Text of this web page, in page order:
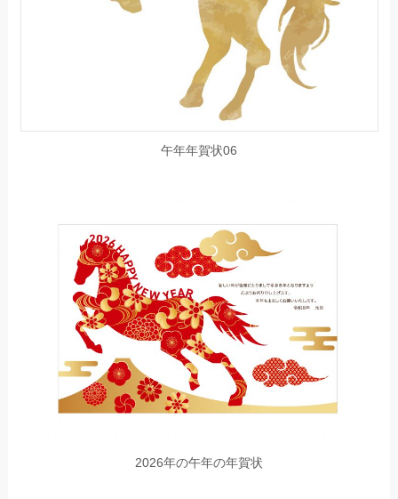
午年年賀状06
2026年の午年の年賀状